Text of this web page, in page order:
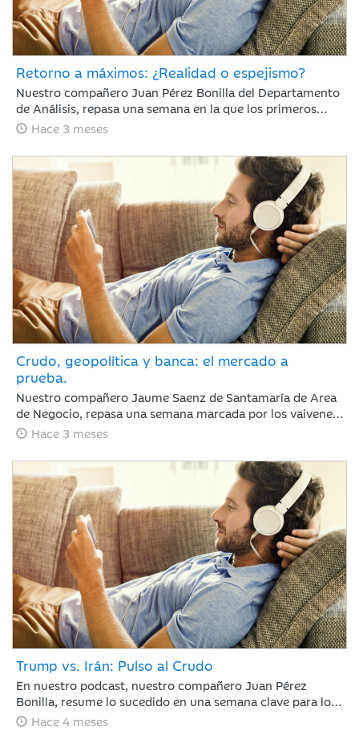
Retorno a máximos: ¿Realidad o espejismo?
Nuestro compañero Juan Pérez Bonilla del Departamento
de Análisis, repasa una semana en la que los primeros
diálogos y pactos de alto al fuego han impulsado el
acercado a niveles previos al conflicto.
Hace 3 meses
Crudo, geopolítica y banca: el mercado a
prueba.
Nuestro compañero Jaume Saenz de Santamaría de Area
de Negocio, repasa una semana marcada por los vaivenes
en las negociaciones entre Irán y EEUU, la noticia positiva
de forma abrupta como podría esperarse.
Hace 3 meses
Trump vs. Irán: Pulso al Crudo
En nuestro podcast, nuestro compañero Juan Pérez
Bonilla, resume lo sucedido en una semana clave para los
mercados en la que Trump ha vuelto a retrasar el
Hace 4 meses